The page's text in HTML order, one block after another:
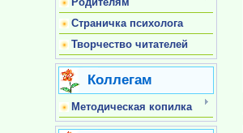
Страничка психолога
Творчество читателей
Коллегам
Методическая копилка